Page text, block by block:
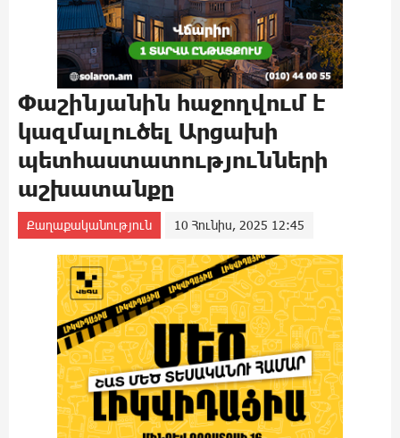
Փաշինյանին հաջողվում է
կազմալուծել Արցախի
պետհաստատությունների
աշխատանքը
Քաղաքականություն 10 Հունիս, 2025 12:45